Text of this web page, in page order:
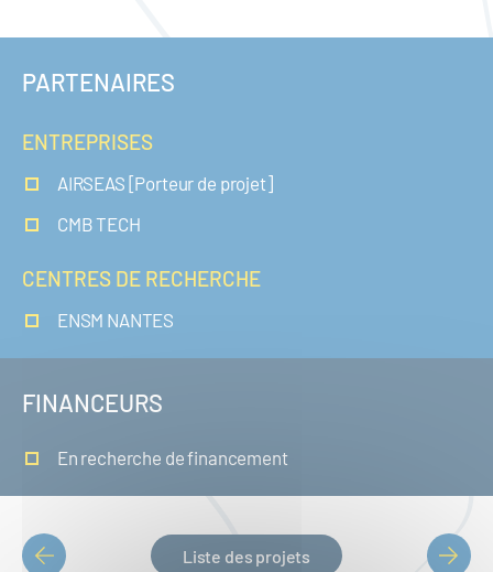
PARTENAIRES
ENTREPRISES
AIRSEAS [Porteur de projet]
CMB TECH
CENTRES DE RECHERCHE
ENSM NANTES
FINANCEURS
En recherche de financement
PAGINATION
Liste des projets